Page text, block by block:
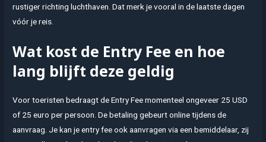
rustiger richting luchthaven. Dat merk je vooral in de laatste dagen
vóór je reis.
Wat kost de Entry Fee en hoe
lang blijft deze geldig
Voor toeristen bedraagt de Entry Fee momenteel ongeveer 25 USD
of 25 euro per persoon. De betaling gebeurt online tijdens de
aanvraag. Je kan je entry fee ook aanvragen via een bemiddelaar, zij